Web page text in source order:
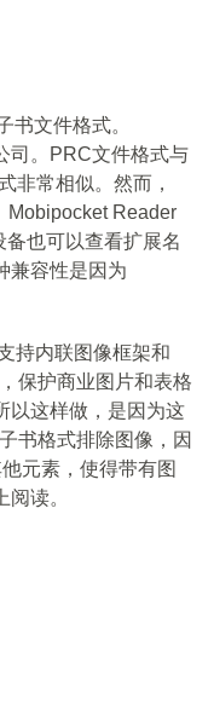
书文件格式。
司。PRC文件格式与
非常相似。然而，
Mobipocket Reader
也可以查看扩展名
兼容性是因为
持内联图像框架和
保护商业图片和表格
以这样做，是因为这
书格式排除图像，因
元素，使得带有图
读。